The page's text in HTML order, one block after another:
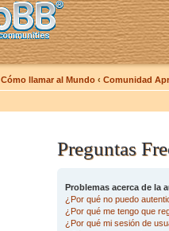
Cómo llamar al Mundo ‹ Comunidad
Preguntas
Problemas acerca de la
¿Por qué no puedo
¿Por qué me tengo que
¿Por qué mi sesión de